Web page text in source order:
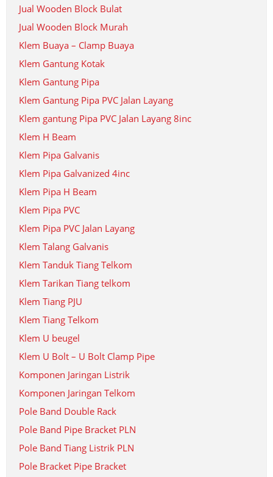
Jual Wooden Block Bulat
Jual Wooden Block Murah
Klem Buaya – Clamp Buaya
Klem Gantung Kotak
Klem Gantung Pipa
Klem Gantung Pipa PVC Jalan Layang
Klem gantung Pipa PVC Jalan Layang 8inc
Klem H Beam
Klem Pipa Galvanis
Klem Pipa Galvanized 4inc
Klem Pipa H Beam
Klem Pipa PVC
Klem Pipa PVC Jalan Layang
Klem Talang Galvanis
Klem Tanduk Tiang Telkom
Klem Tarikan Tiang telkom
Klem Tiang PJU
Klem Tiang Telkom
Klem U beugel
Klem U Bolt – U Bolt Clamp Pipe
Komponen Jaringan Listrik
Komponen Jaringan Telkom
Pole Band Double Rack
Pole Band Pipe Bracket PLN
Pole Band Tiang Listrik PLN
Pole Bracket Pipe Bracket